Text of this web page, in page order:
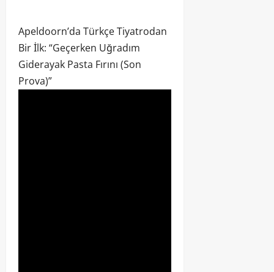
Apeldoorn’da Türkçe Tiyatrodan
Bir İlk: “Geçerken Uğradım
Giderayak Pasta Fırını (Son
Prova)”